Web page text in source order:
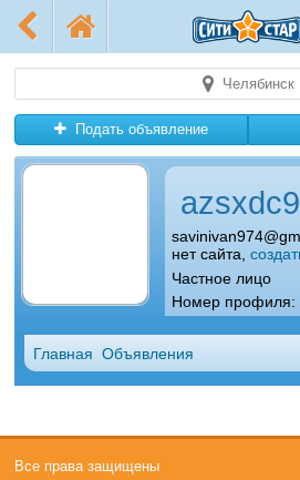
Челябинск
Подать объявление
нет сайта,
Частное лицо
Номер профиля:
Главная Объявления
Все права защищены